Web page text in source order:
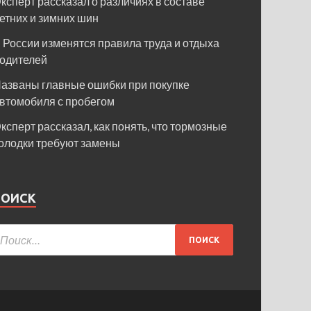
и зимних шин
России изменятся правила труда и отдыха
главные ошибки при покупке
с пробегом
рассказал, как понять, что тормозные
требуют замены